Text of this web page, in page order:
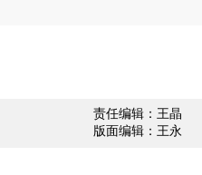
责任编辑：王晶
版面编辑：王永